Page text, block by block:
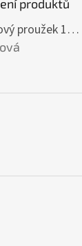
produktů
Deka bambus růžový proužek 160 x 200 cm
z 5 hvězdiček.